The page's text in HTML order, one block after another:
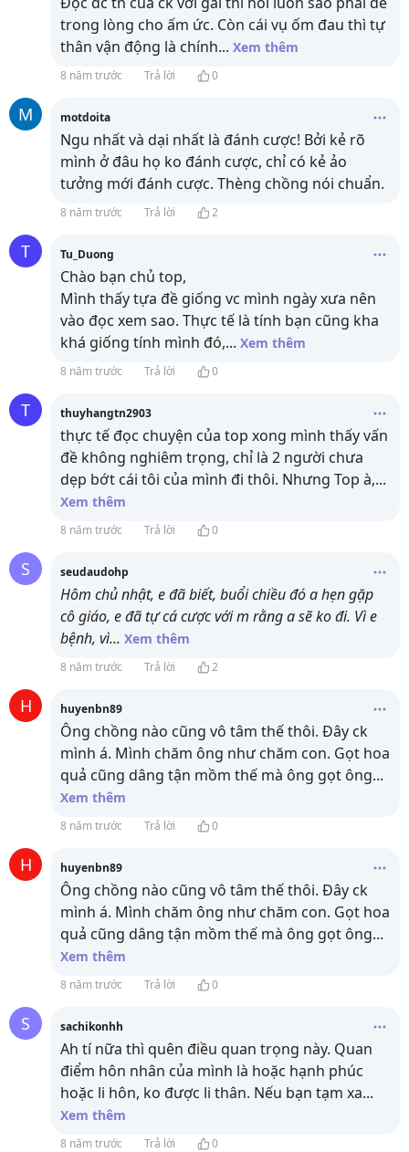
trong lòng cho ấm ức. Còn cái vụ ốm đau thì tự
thân vận động là chính... Xem thêm
8 năm trước Trả lời 0
M motdoita
Ngu nhất và dại nhất là đánh cược! Bởi kẻ rõ
mình ở đâu họ ko đánh cược, chỉ có kẻ ảo
tưởng mới đánh cược. Thèng chồng nói chuẩn.
8 năm trước Trả lời 2
T Tu_Duong
Chào bạn chủ top,
Mình thấy tựa đề giống vc mình ngày xưa nên
vào đọc xem sao. Thực tế là tính bạn cũng kha
khá giống tính mình đó,... Xem thêm
8 năm trước Trả lời 0
T thuyhangtn2903
thực tế đọc chuyện của top xong mình thấy vấn
đề không nghiêm trọng, chỉ là 2 người chưa
dẹp bớt cái tôi của mình đi thôi. Nhưng Top à,...
Xem thêm
8 năm trước Trả lời 0
S seudaudohp
Hôm chủ nhật, e đã biết, buổi chiều đó a hẹn gặp
cô giáo, e đã tự cá cược với m rằng a sẽ ko đi. Vì e
bệnh, vì... Xem thêm
8 năm trước Trả lời 2
H huyenbn89
Ông chồng nào cũng vô tâm thế thôi. Đây ck
mình á. Mình chăm ông như chăm con. Gọt hoa
quả cũng dâng tận mồm thế mà ông gọt ông...
Xem thêm
8 năm trước Trả lời 0
H huyenbn89
Ông chồng nào cũng vô tâm thế thôi. Đây ck
mình á. Mình chăm ông như chăm con. Gọt hoa
quả cũng dâng tận mồm thế mà ông gọt ông...
Xem thêm
8 năm trước Trả lời 0
S sachikonhh
Ah tí nữa thì quên điều quan trọng này. Quan
điểm hôn nhân của mình là hoặc hạnh phúc
hoặc li hôn, ko được li thân. Nếu bạn tạm xa...
Xem thêm
8 năm trước Trả lời 0